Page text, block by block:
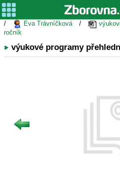
/ Eva Trávníčková /
ročník
výukové programy